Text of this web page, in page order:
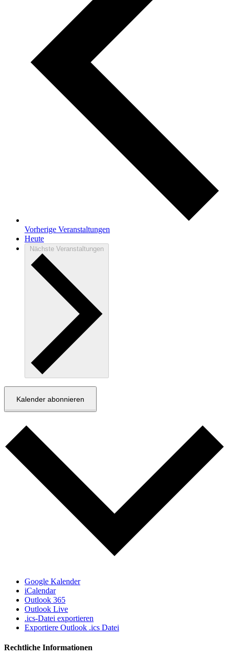
Vorherige Veranstaltungen
Heute
Nächste Veranstaltungen
Kalender abonnieren
Google Kalender
iCalendar
Outlook 365
Outlook Live
.ics-Datei exportieren
Exportiere Outlook .ics Datei
Rechtliche Informationen